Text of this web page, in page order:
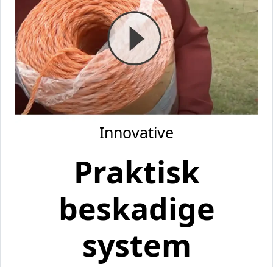
Innovative
Praktisk
beskadige
system